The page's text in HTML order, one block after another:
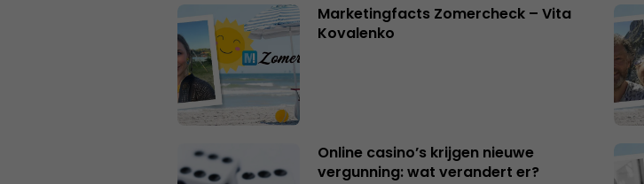
Marketingfacts Zomercheck – Vita
Kovalenko
Online casino’s krijgen nieuwe
vergunning: wat verandert er?